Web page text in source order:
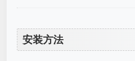
安装方法